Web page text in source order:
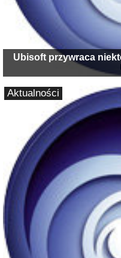
Ubisoft przywraca
Aktualności